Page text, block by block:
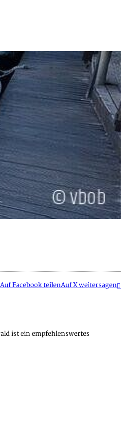
Auf Facebook teilenAuf X weitersagen
ist ein empfehlenswertes